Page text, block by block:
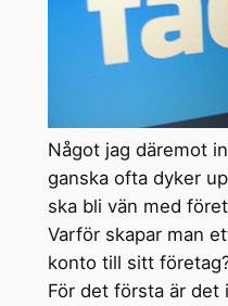
Något jag däremot
ganska ofta dyker
ska bli vän med
Varför skapar man
konto till sitt
För det första är det